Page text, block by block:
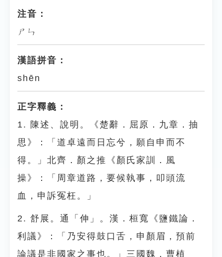
注音：
ㄕㄣ
漢語拼音：
shēn
正字釋義：
1. 陳述、說明。《楚辭．屈原．九章．抽
思》：「道卓遠而日忘兮，願自申而不
得。」北齊．顏之推《顏氏家訓．風
操》：「周章道路，要候執事，叩頭流
血，申訴冤枉。」
2. 舒展。通「伸」。漢．桓寬《鹽鐵論．
利議》：「乃安得鼓口舌，申顏眉，預前
論議是非國家之事也。」三國魏．曹植